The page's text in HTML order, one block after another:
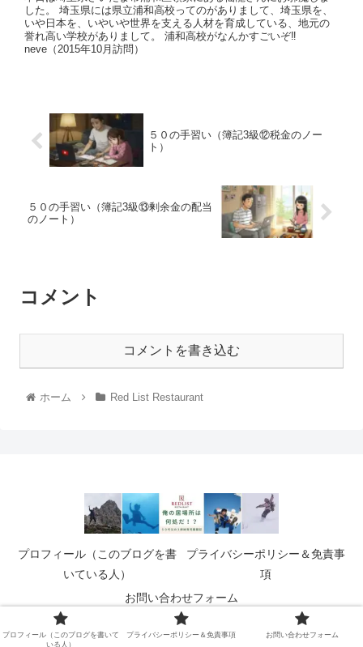
した。 埼玉県には県立浦和高校ってのがありまして、埼玉県を、
いや日本を、いやいや世界を支える人材を育成している、地元の
誉れ高い学校がありまして。 浦和高校がなんかすごいぞ‼
neve（2015年10月訪問）
５０の手習い（簿記3級⑫税金のノー
ト）
５０の手習い（簿記3級⑬剰余金の配当
のノート）
コメント
コメントを書き込む
ホーム Red List Restaurant
プロフィール（このブログを書
いている人）
プライバシーポリシー＆免責事
項
お問い合わせフォーム
© 2021 俺の居場所は何処だ！？.
プロフィール（このブログを書いて
いる人）
プライバシーポリシー＆免責事項 お問い合わせフォーム